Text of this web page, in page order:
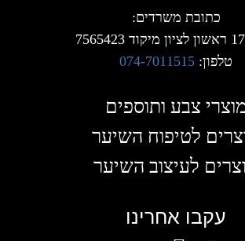
כתובת משרדים:
טלפון: 074-7011515
צבע ותוספים
לטיפוח השיער
לעיצוב השיער
עקבו אחרינו